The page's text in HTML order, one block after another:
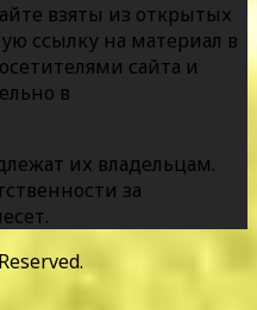
взяты из открытых
ссылку на материал в
сайта и
в
их владельцам.
за